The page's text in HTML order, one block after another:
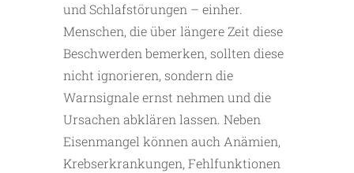
und Schlafstörungen – einher.
Menschen, die über längere Zeit diese
Beschwerden bemerken, sollten diese
nicht ignorieren, sondern die
Warnsignale ernst nehmen und die
Ursachen abklären lassen. Neben
Eisenmangel können auch Anämien,
Krebserkrankungen, Fehlfunktionen